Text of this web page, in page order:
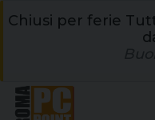
Chiusi per ferie